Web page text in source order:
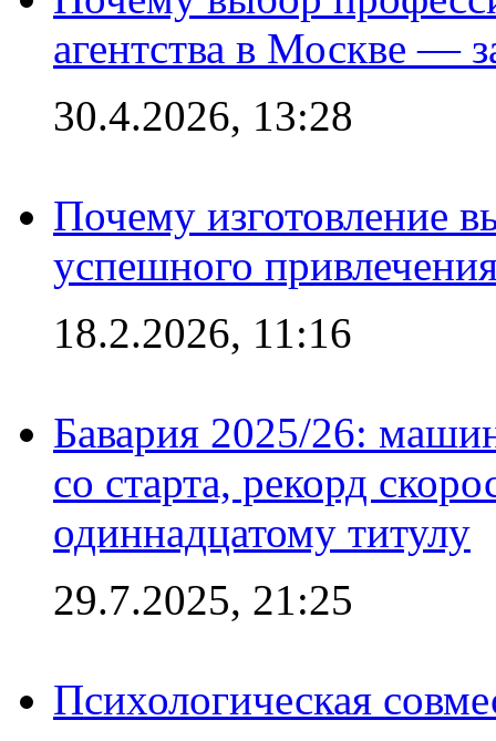
агентства в Москве —
30.4.2026, 13:28
Почему изготовление
успешного
18.2.2026, 11:16
Бавария 2025/26:
со старта, рекорд
одиннадцатому титулу
29.7.2025, 21:25
Психологическая